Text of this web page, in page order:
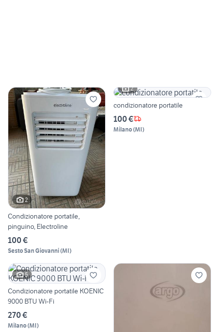
2
Condizionatore portatile,
pinguino, Electroline
100 €
Sesto San Giovanni(MI)
2
condizionatore portatile
100 €
Milano(MI)
5
Condizionatore portatile KOENIC
9000 BTU Wi-Fi
270 €
Milano(MI)